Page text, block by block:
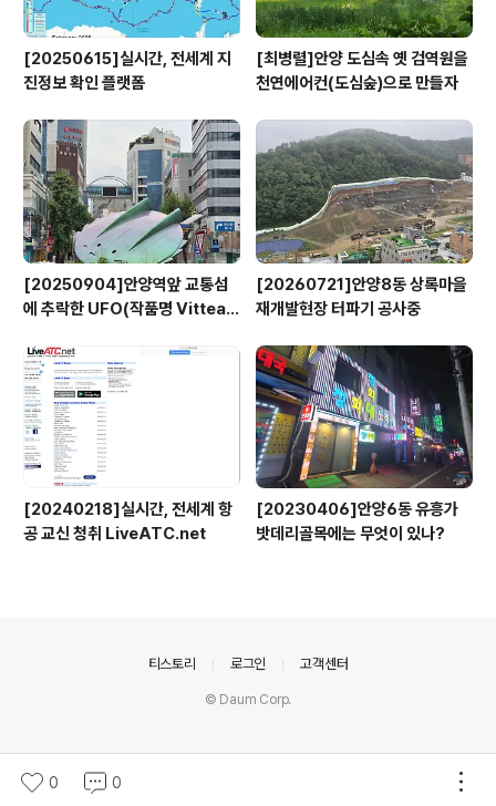
[20250615]실시간, 전세계 지
진정보 확인 플랫폼
[최병렬]안양 도심속 옛 검역원을
천연에어컨(도심숲)으로 만들자
[20250904]안양역앞 교통섬
에 추락한 UFO(작품명 Vitteau
[20260721]안양8동 상록마을
재개발현장 터파기 공사중
[20240218]실시간, 전세계 항
공 교신 청취 LiveATC.net
[20230406]안양6동 유흥가
밧데리골목에는 무엇이 있나?
0 0
티스토리 로그인 고객센터
© Daum Corp.